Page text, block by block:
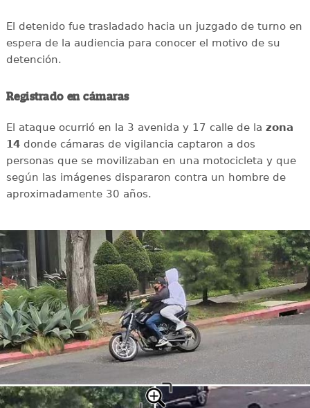
El detenido fue trasladado hacia un juzgado de turno en
espera de la audiencia para conocer el motivo de su
detención.
Registrado en cámaras
El ataque ocurrió en la 3 avenida y 17 calle de la zona
14donde cámaras de vigilancia captaron a dos
personas que se movilizaban en una motocicleta y que
según las imágenes dispararon contra un hombre de
aproximadamente 30 años.